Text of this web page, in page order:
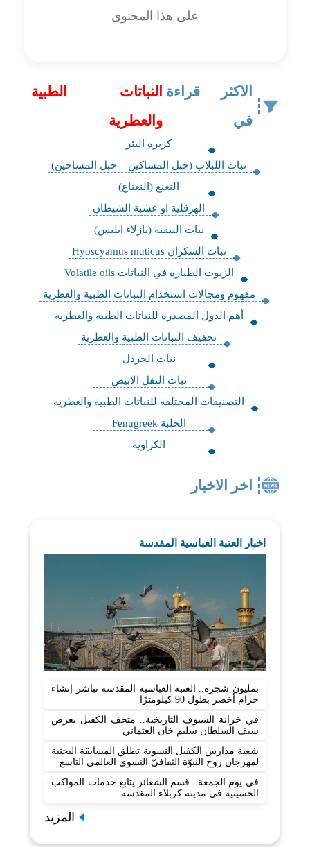
على هذا المحتوى
الاكثر قراءة
في
النباتات الطبية
والعطرية
كزبرة البئر
نبات اللبلاب (حبل المساكين – حبل المساجين)
النعنع (النعناع)
الهرقلية او عشبة الشيطان
نبات البيقية (بازلاء ابليس)
نبات السكران Hyoscyamus muticus
الزيوت الطيارة في النباتات Volatile oils
مفهوم ومجالات استخدام النباتات الطبية والعطرية
​أهم الدول المصدرة للنباتات الطبية والعطرية
تجفيف النباتات الطبية والعطرية
نبات الخردل
نبات النفل الابيض
​التصنيفات المختلفة للنباتات الطبية والعطرية
الحلبة Fenugreek
الكراوية
اخر الاخبار
اخبار العتبة العباسية المقدسة
بمليون شجرة.. العتبة العباسية المقدسة تباشر إنشاء
حزام أخضر بطول 90 كيلومترًا
في خزانة السيوف التاريخية.. متحف الكفيل يعرض
سيف السلطان سليم خان العثماني
شعبة مدارس الكفيل النسوية تطلق المسابقة البحثية
لمهرجان روح النبوّة الثقافيّ النسوي العالمي التاسع
في يوم الجمعة.. قسم الشعائر يتابع خدمات المواكب
الحسينية في مدينة كربلاء المقدسة
المزيد